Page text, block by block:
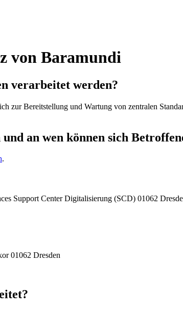
von Baramundi
verarbeitet werden?
zur Bereitstellung und Wartung von zentralen
an wen können sich
.
Support Center Digitalisierung (SCD) 01062
01062 Dresden